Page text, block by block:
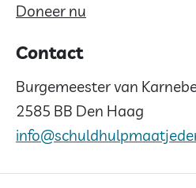
Doneer nu
Contact
Burgemeester van
2585 BB Den Haag